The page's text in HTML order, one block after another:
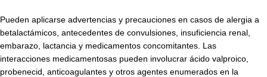
Pueden aplicarse advertencias y precauciones en casos de alergia a
betalactámicos, antecedentes de convulsiones, insuficiencia renal,
embarazo, lactancia y medicamentos concomitantes. Las
interacciones medicamentosas pueden involucrar ácido valproico,
probenecid, anticoagulantes y otros agentes enumerados en la